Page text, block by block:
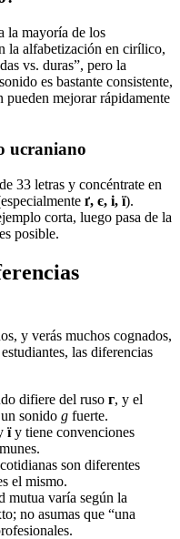
la mayoría de los
la alfabetización en cirílico,
vs. duras”, pero la
es bastante consistente,
mejorar rápidamente
ucraniano
33 letras y concéntrate en
ґ, є, і, ї).
corta, luego pasa de la
posible.
y verás muchos cognados,
las diferencias
difiere del ruso г, y el
sonido g fuerte.
їy tiene convenciones
son diferentes
el mismo.
mutua varía según la
no asumas que “una